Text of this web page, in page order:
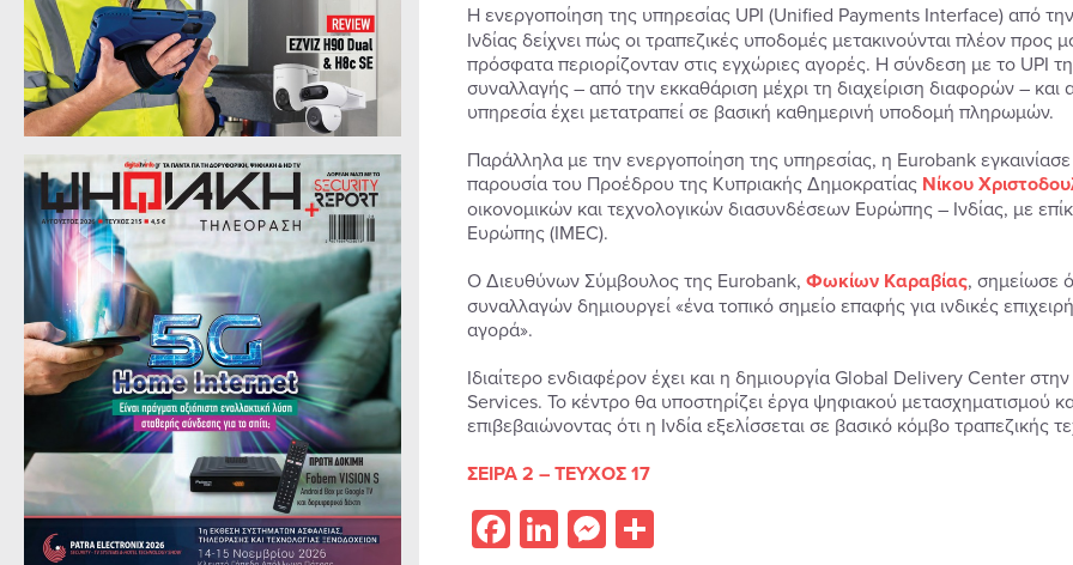
Η ενεργοποίηση της υπηρεσίας UPI (Unified Payments Interface) από την
Ινδίας δείχνει πώς οι τραπεζικές υποδομές μετακινούνται πλέον
πρόσφατα περιορίζονταν στις εγχώριες αγορές. Η σύνδεση με το UPI
συναλλαγής – από την εκκαθάριση μέχρι τη διαχείριση διαφορών –
υπηρεσία έχει μετατραπεί σε βασική καθημερινή υποδομή πληρωμών.
Παράλληλα με την ενεργοποίηση της υπηρεσίας, η Eurobank
παρουσία του Προέδρου της Κυπριακής Δημοκρατίας Νίκου
οικονομικών και τεχνολογικών διασυνδέσεων Ευρώπης – Ινδίας, με
Ευρώπης (IMEC).
Ο Διευθύνων Σύμβουλος της Eurobank, Φωκίων Καραβίας, σημείωσε
συναλλαγών δημιουργεί «ένα τοπικό σημείο επαφής για ινδικές
αγορά».
Ιδιαίτερο ενδιαφέρον έχει και η δημιουργία Global Delivery Center
Services. Το κέντρο θα υποστηρίζει έργα ψηφιακού μετασχηματισμού
επιβεβαιώνοντας ότι η Ινδία εξελίσσεται σε βασικό κόμβο τραπεζικής
ΣΕΙΡΑ 2 – ΤΕΥΧΟΣ 17
Facebook
LinkedIn
Messenger
Share